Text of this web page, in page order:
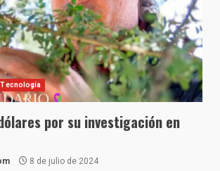
Tecnología
por su investigación en
8 de julio de 2024